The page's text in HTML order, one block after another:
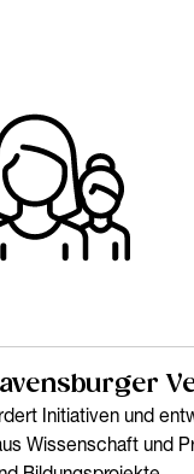
Initiativen und
Wissenschaft und